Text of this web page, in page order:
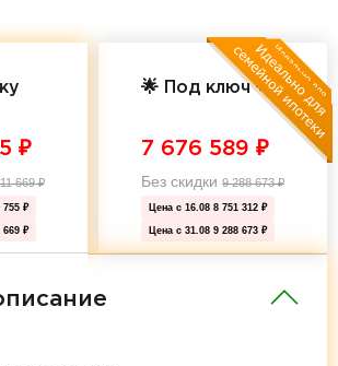
₽
669₽
755 ₽
669 ₽
🌟 Под ключ 🌟
7 676 589 ₽
Без скидки 9 288 673₽
Цена с 16.08 8 751 312 ₽
Цена с 31.08 9 288 673 ₽